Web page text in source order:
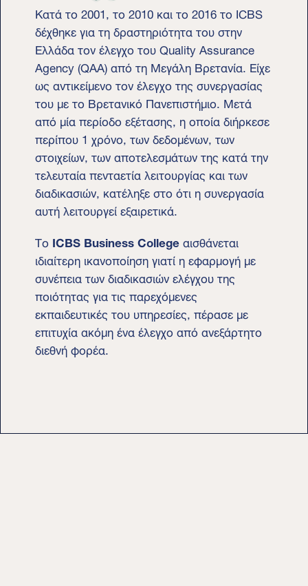
Κατά το 2001, το 2010 και το 2016 το ICBS
δέχθηκε για τη δραστηριότητα του στην
Ελλάδα τον έλεγχο του Quality Assurance
Agency (QAA) από τη Μεγάλη Βρετανία. Είχε
ως αντικείμενο τον έλεγχο της συνεργασίας
του με το Βρετανικό Πανεπιστήμιο. Μετά
από μία περίοδο εξέτασης, η οποία διήρκεσε
περίπου 1 χρόνο, των δεδομένων, των
στοιχείων, των αποτελεσμάτων της κατά την
τελευταία πενταετία λειτουργίας και των
διαδικασιών, κατέληξε στο ότι η συνεργασία
αυτή λειτουργεί εξαιρετικά.
Το ICBS Business Collegeαισθάνεται
ιδιαίτερη ικανοποίηση γιατί η εφαρμογή με
συνέπεια των διαδικασιών ελέγχου της
ποιότητας για τις παρεχόμενες
εκπαιδευτικές του υπηρεσίες, πέρασε με
επιτυχία ακόμη ένα έλεγχο από ανεξάρτητο
διεθνή φορέα.